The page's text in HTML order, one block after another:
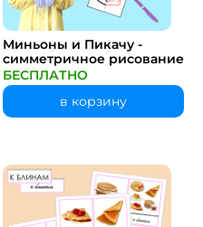
Миньоны и Пикачу -
симметричное рисование
БЕСПЛАТНО
в корзину